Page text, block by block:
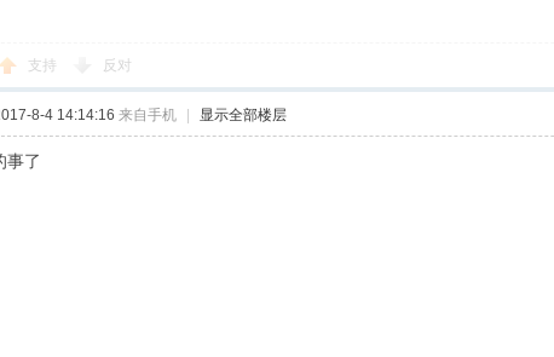
支持 反对
8-4 14:14:16 来自手机 显示全部楼层
事了